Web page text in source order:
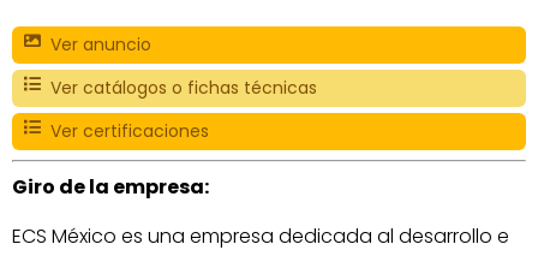
Ver anuncio
Ver catálogos o fichas técnicas
Ver certificaciones
Giro de la empresa:
ECS México es una empresa dedicada al desarrollo e